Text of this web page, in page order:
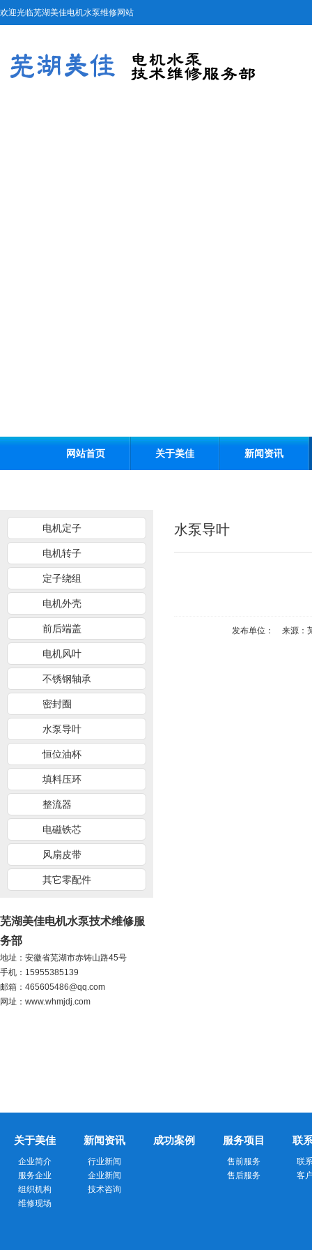
欢迎光临芜湖美佳电机水泵维修网站
网站首页 关于美佳 新闻资讯
电机定子
电机转子
定子绕组
电机外壳
前后端盖
电机风叶
不锈钢轴承
密封圈
水泵导叶
恒位油杯
填料压环
整流器
电磁铁芯
风扇皮带
其它零配件
芜湖美佳电机水泵技术维修服
务部
地址： 安徽省芜湖市赤铸山路45号
手机 ： 15955385139
邮箱 ： 465605486@qq.com
网址： www.whmjdj.com
水泵导叶
发布单位： 来源：
关于美佳
企业简介
服务企业
组织机构
维修现场
新闻资讯
行业新闻
企业新闻
技术咨询
成功案例 服务项目
售前服务
售后服务
联
联
客